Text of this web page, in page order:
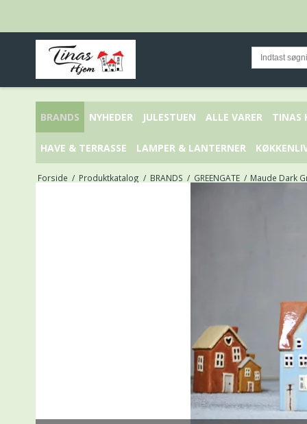
BRANDS NYHEDER JULESTUEN ALLE VARER TINAS
HAVE & TERRASSE LAMPER & LANTERNER
Forside / Produktkatalog / BRANDS / GREENGATE / Maude Dark